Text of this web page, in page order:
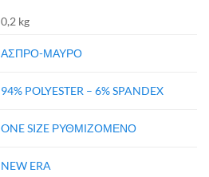
0,2 kg
ΑΣΠΡΟ-ΜΑΥΡΟ
94% POLYESTER – 6% SPANDEX
ONE SIZE ΡΥΘΜΙΖΟΜΕΝΟ
NEW ERA